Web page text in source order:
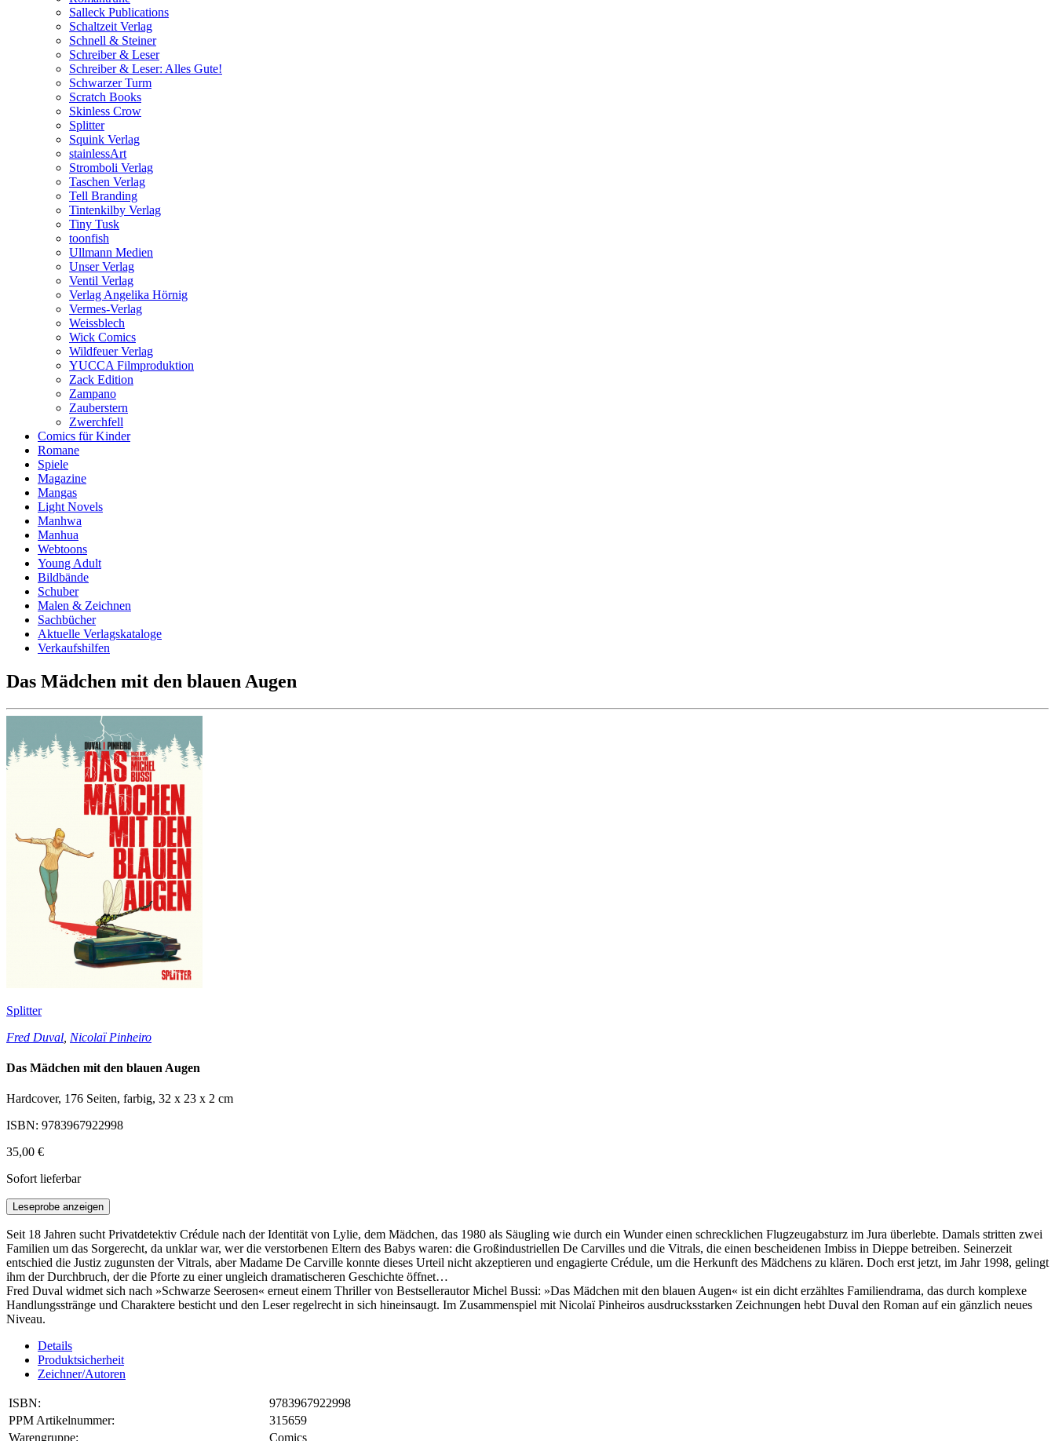
Salleck Publications
Schaltzeit Verlag
Schnell & Steiner
Schreiber & Leser
Schreiber & Leser: Alles Gute!
Schwarzer Turm
Scratch Books
Skinless Crow
Splitter
Squink Verlag
stainlessArt
Stromboli Verlag
Taschen Verlag
Tell Branding
Tintenkilby Verlag
Tiny Tusk
toonfish
Ullmann Medien
Unser Verlag
Ventil Verlag
Verlag Angelika Hörnig
Vermes-Verlag
Weissblech
Wick Comics
Wildfeuer Verlag
YUCCA Filmproduktion
Zack Edition
Zampano
Zauberstern
Zwerchfell
Comics für Kinder
Romane
Spiele
Magazine
Mangas
Light Novels
Manhwa
Manhua
Webtoons
Young Adult
Bildbände
Schuber
Malen & Zeichnen
Sachbücher
Aktuelle Verlagskataloge
Verkaufshilfen
Das Mädchen mit den blauen Augen
Splitter
Fred Duval Nicolaï Pinheiro
Das Mädchen mit den blauen Augen
Hardcover, 176 Seiten, farbig, 32 x 23 x 2 cm
ISBN: 9783967922998
35,00 €
Sofort lieferbar
Leseprobe anzeigen
Seit 18 Jahren sucht Privatdetektiv Crédule nach der Identität von Lylie, dem Mädchen, das 1980 als Säugling wie durch ein Wunder einen schrecklichen Flugzeugabsturz im Jura überlebte. Damals stritten zwei
Familien um das Sorgerecht, da unklar war, wer die verstorbenen Eltern des Babys waren: die Großindustriellen De Carvilles und die Vitrals, die einen bescheidenen Imbiss in Dieppe betreiben. Seinerzeit
entschied die Justiz zugunsten der Vitrals, aber Madame De Carville konnte dieses Urteil nicht akzeptieren und engagierte Crédule, um die Herkunft des Mädchens zu klären. Doch erst jetzt, im Jahr 1998, gelingt
ihm der Durchbruch, der die Pforte zu einer ungleich dramatischeren Geschichte öffnet…
Fred Duval widmet sich nach »Schwarze Seerosen« erneut einem Thriller von Bestsellerautor Michel Bussi: »Das Mädchen mit den blauen Augen« ist ein dicht erzähltes Familiendrama, das durch komplexe
Handlungsstränge und Charaktere besticht und den Leser regelrecht in sich hineinsaugt. Im Zusammenspiel mit Nicolaï Pinheiros ausdrucksstarken Zeichnungen hebt Duval den Roman auf ein gänzlich neues
Niveau.
Details
Produktsicherheit
Zeichner/Autoren
ISBN:
9783967922998
PPM Artikelnummer:
315659
Warengruppe:
Comics